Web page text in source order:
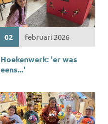
02 februari 2026
Hoekenwerk: 'er was
eens...'